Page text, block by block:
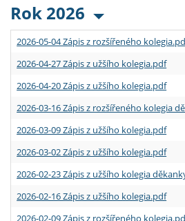
Rok 2026
2026-05-04 Zápis z rozšířeného
2026-04-27 Zápis z užšího kolegia.pdf
2026-04-20 Zápis z užšího kolegia.pdf
2026-03-16 Zápis z rozšířeného kolegia
2026-03-09 Zápis z užšího kolegia.pdf
2026-03-02 Zápis z užšího kolegia.pdf
2026-02-23 Zápis z užšího kolegia
2026-02-16 Zápis z užšího kolegia.pdf
2026-02-09 Zápis z rozšířeného